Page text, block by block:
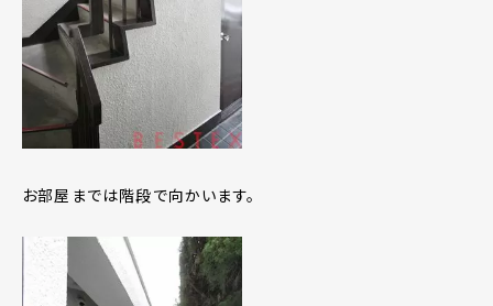
お部屋までは階段で向かいます。